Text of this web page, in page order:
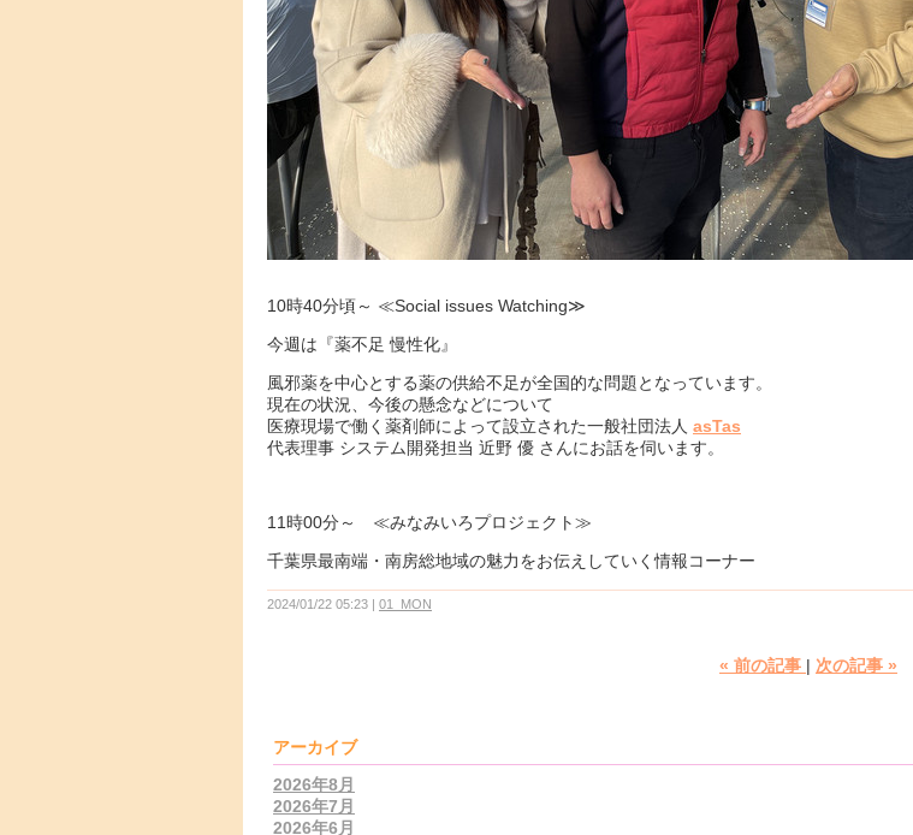
10時40分頃～ ≪Social issues Watching≫
今週は『薬不足 慢性化』
風邪薬を中心とする薬の供給不足が全国的な問題となっています。
現在の状況、今後の懸念などについて
医療現場で働く薬剤師によって設立された一般社団法人 asTas
代表理事 システム開発担当 近野 優 さんにお話を伺います。
11時00分～ ≪みなみいろプロジェクト≫
千葉県最南端・南房総地域の魅力をお伝えしていく情報コーナー
2024/01/22 05:23 01_MON
« 前の記事 次の記事 »
アーカイブ
2026年8月
2026年7月
2026年6月